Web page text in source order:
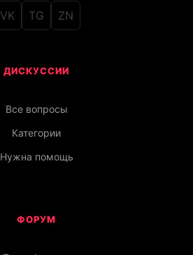
VK TG ZN
ДИСКУССИИ
Все вопросы
Категории
Нужна помощь
ФОРУМ